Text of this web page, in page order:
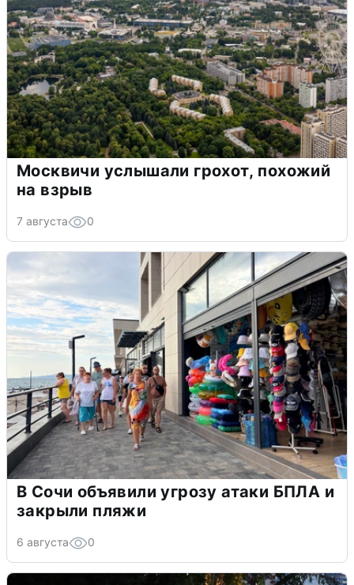
Москвичи услышали грохот, похожий
на взрыв
7 августа 0
В Сочи объявили угрозу атаки БПЛА и
закрыли пляжи
6 августа 0